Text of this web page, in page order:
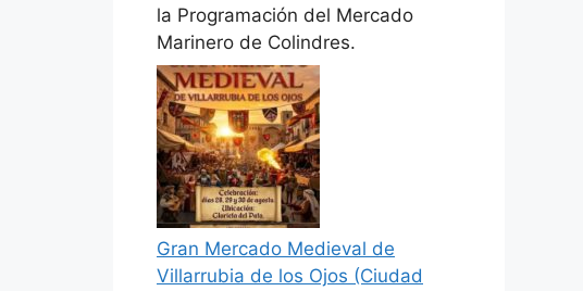
la Programación del Mercado
Marinero de Colindres.
Gran Mercado Medieval de
Villarrubia de los Ojos (Ciudad